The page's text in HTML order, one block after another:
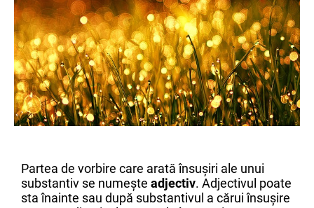
Partea de vorbire care arată însușiri ale unui
substantiv se numește adjectiv. Adjectivul poate
sta înainte sau după substantivul a cărui însușire